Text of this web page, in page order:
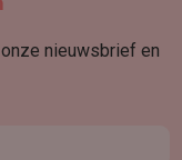
nieuwsbrief en